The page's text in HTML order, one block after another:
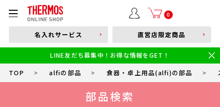
0
部品購入はこちら
本体品番やキーワードを入力
食洗機対応 新製品
幼児・園児向け水筒
小学生 低・中学年向け水筒
小学生 中・高学年向け水筒
名入れサービス 直営店限定商品
LINE友だち募集中！お得な情報をGET！
TOP > alfiの部品 > 食器・卓上用品(alfi)の部品 >
部品検索